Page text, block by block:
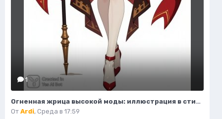
1
Огненная жрица высокой моды: иллюстрация в стиле фэнтези. Изображение из нейронной сети Flux.1
От Ardi, Среда в 17:59